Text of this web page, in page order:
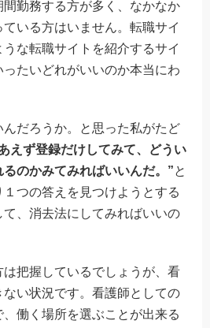
勤務する方が多く、なかなか
いる方はいません。転職サイ
うな転職サイトを紹介するサイ
ったいどれがいいのか本当にわ
だろうか。と思った私がたど
えず登録だけしてみて、どうい
のかみてみればいいんだ。”と
つの答えを見つけようとする
、消去法にしてみればいいの
把握しているでしょうが、看
い状況です。看護師としての
働く場所を選ぶことが出来る